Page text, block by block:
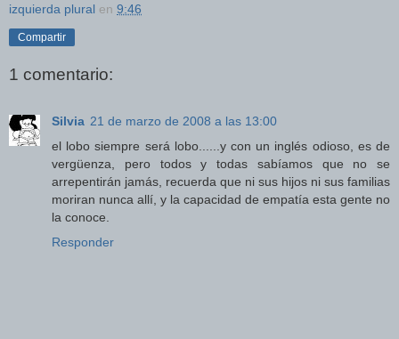
izquierda plural en 9:46
Compartir
1 comentario:
Silvia 21 de marzo de 2008 a las 13:00
el lobo siempre será lobo......y con un inglés odioso, es de
vergüenza, pero todos y todas sabíamos que no se
arrepentirán jamás, recuerda que ni sus hijos ni sus familias
moriran nunca allí, y la capacidad de empatía esta gente no
la conoce.
Responder